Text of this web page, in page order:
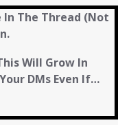
In The Thread (Not
Will Grow In
DMs Even If…